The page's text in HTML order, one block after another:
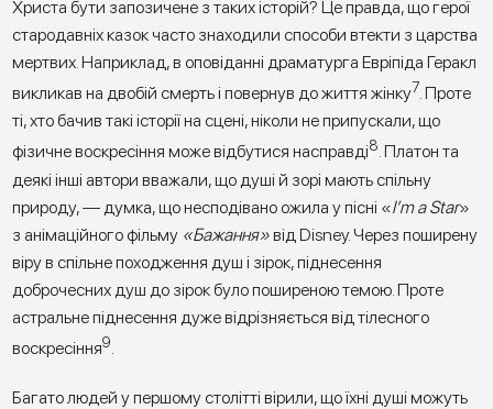
Христа бути запозичене з таких історій? Це правда, що герої
стародавніх казок часто знаходили способи втекти з царства
мертвих. Наприклад, в оповіданні драматурга Евріпіда Геракл
викликав на двобій смерть і повернув до життя жінку7. Проте
ті, хто бачив такі історії на сцені, ніколи не припускали, що
фізичне воскресіння може відбутися насправді8. Платон та
деякі інші автори вважали, що душі й зорі мають спільну
природу, — думка, що несподівано ожила у пісні «I’m a Star»
з анімаційного фільму «Бажання»від Disney. Через поширену
віру в спільне походження душ і зірок, піднесення
доброчесних душ до зірок було поширеною темою. Проте
астральне піднесення дуже відрізняється від тілесного
воскресіння9.
Багато людей у першому столітті вірили, що їхні душі можуть